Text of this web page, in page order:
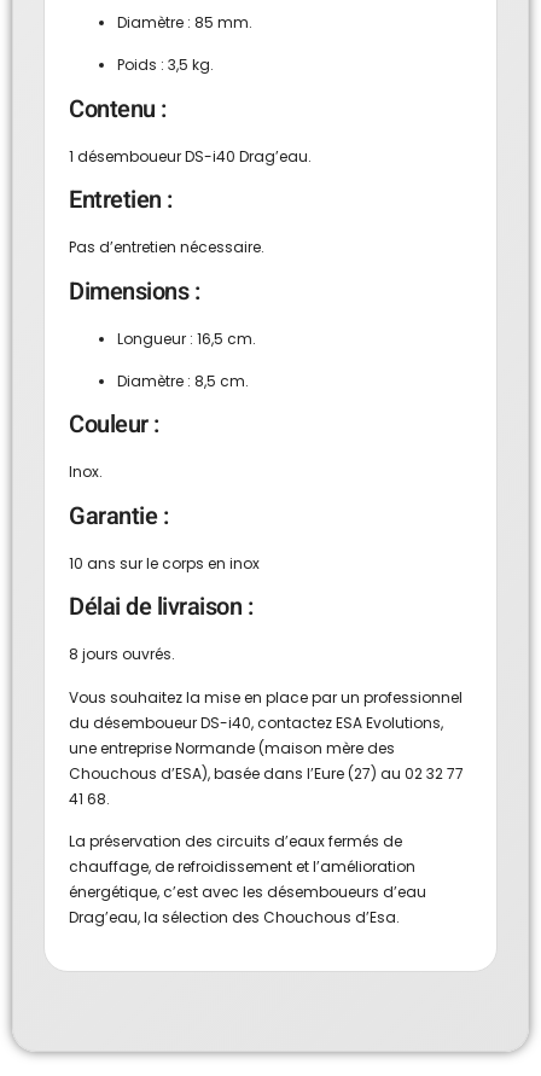
Diamètre : 85 mm.
Poids : 3,5 kg.
Contenu :
1 désemboueur DS-i40 Drag’eau.
Entretien :
Pas d’entretien nécessaire.
Dimensions :
Longueur : 16,5 cm.
Diamètre : 8,5 cm.
Couleur :
Inox.
Garantie :
10 ans sur le corps en inox
Délai de livraison :
8 jours ouvrés.
Vous souhaitez la mise en place par un professionnel
du désemboueur DS-i40, contactez ESA Evolutions,
une entreprise Normande (maison mère des
Chouchous d’ESA), basée dans l’Eure (27) au 02 32 77
41 68.
La préservation des circuits d’eaux fermés de
chauffage, de refroidissement et l’amélioration
énergétique, c’est avec les désemboueurs d’eau
Drag’eau, la sélection des Chouchous d’Esa.